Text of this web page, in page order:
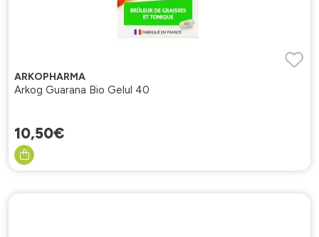
ARKOPHARMA
Arkog Guarana Bio Gelul 40
10,50€